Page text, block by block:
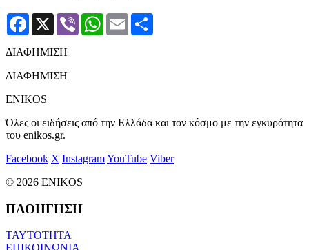
Facebook
X Viber WhatsApp
Email
ΔΙΑΦΗΜΙΣΗ
ΔΙΑΦΗΜΙΣΗ
ENIKOS
Όλες οι ειδήσεις από την Ελλάδα και τον κόσμο με την εγκυρότητα
του enikos.gr.
Facebook X InstagramYouTube Viber
© 2026 ENIKOS
ΠΛΟΗΓΗΣΗ
ΤΑΥΤΟΤΗΤΑ